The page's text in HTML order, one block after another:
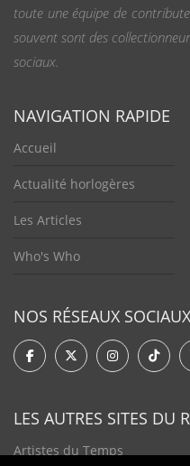
toute une équipe de
souvent sont des
sociaux.
NAVIGATION RAPIDE
Accueil
Actualité horlogères
Les Articles
Who's Who
NOS RÉSEAUX SOCIAUX
LES AUTRES SITES DU
Artistes du Temps